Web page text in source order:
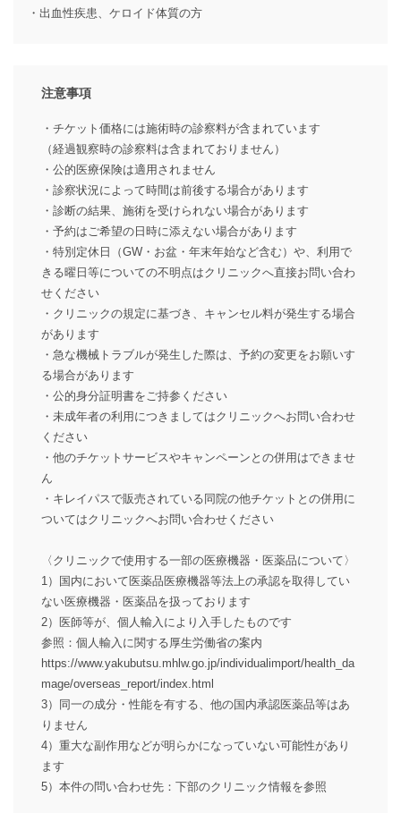
・出血性疾患、ケロイド体質の方
注意事項
・チケット価格には施術時の診察料が含まれています
（経過観察時の診察料は含まれておりません）
・公的医療保険は適用されません
・診察状況によって時間は前後する場合があります
・診断の結果、施術を受けられない場合があります
・予約はご希望の日時に添えない場合があります
・特別定休日（GW・お盆・年末年始など含む）や、利用で
きる曜日等についての不明点はクリニックへ直接お問い合わ
せください
・クリニックの規定に基づき、キャンセル料が発生する場合
があります
・急な機械トラブルが発生した際は、予約の変更をお願いす
る場合があります
・公的身分証明書をご持参ください
・未成年者の利用につきましてはクリニックへお問い合わせ
ください
・他のチケットサービスやキャンペーンとの併用はできませ
ん
・キレイパスで販売されている同院の他チケットとの併用に
ついてはクリニックへお問い合わせください
〈クリニックで使用する一部の医療機器・医薬品について〉
1）国内において医薬品医療機器等法上の承認を取得してい
ない医療機器・医薬品を扱っております
2）医師等が、個人輸入により入手したものです
参照：個人輸入に関する厚生労働省の案内
https://www.yakubutsu.mhlw.go.jp/individualimport/health_da
mage/overseas_report/index.html
3）同一の成分・性能を有する、他の国内承認医薬品等はあ
りません
4）重大な副作用などが明らかになっていない可能性があり
ます
5）本件の問い合わせ先：下部のクリニック情報を参照